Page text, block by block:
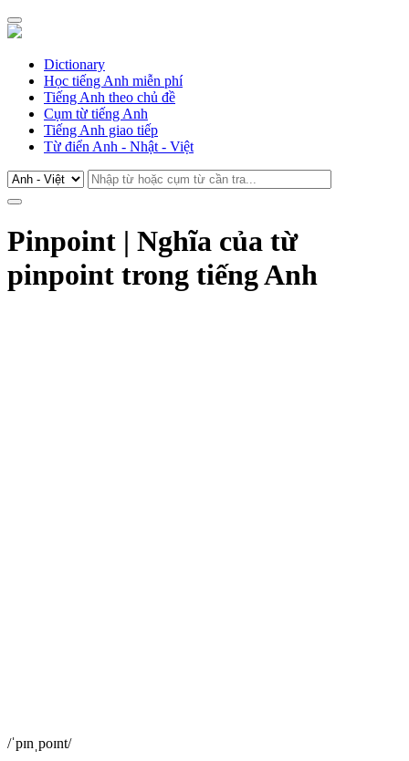
Dictionary
Học tiếng Anh miễn phí
Tiếng Anh theo chủ đề
Cụm từ tiếng Anh
Tiếng Anh giao tiếp
Từ điển Anh - Nhật - Việt
Pinpoint | Nghĩa của từ
pinpoint trong tiếng Anh
/ˈpɪnˌpoɪnt/